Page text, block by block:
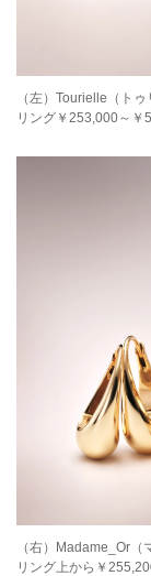
（左）Tourielle（トゥ
リング￥253,000～￥
（右）Madame_Or（
リング上から￥